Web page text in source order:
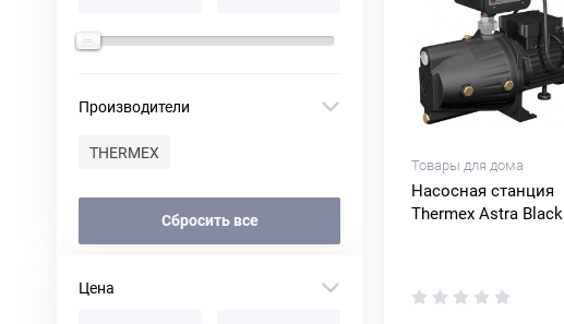
Производители
THERMEX
Сбросить все
Цена
Товары для дома
Насосная станция
Thermex Astra Black